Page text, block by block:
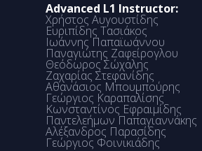
Advanced L1 Instructor:
Χρήστος Αυγουστίδης
Ευριπίδης Τασιάκος
Ιωάννης Παπαϊωάννου
Παναγιώτης Ζαφείρογλου
Θεόδωρος Σώχαλης
Ζαχαρίας Στεφανίδης
Αθανάσιος Μπουμπούρης
Γεώργιος Καραπαλίσης
Κωνσταντίνος Εφραιμίδης
Παντελεήμων Παπαγιαννάκης
Αλέξανδρος Παρασίδης
Γεώργιος Φοινικιάδης